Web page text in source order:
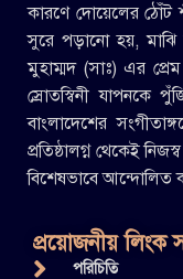
কারণে দোয়েলের ঠোঁট
সুরে পড়ানো হয়, মাঝি
মুহাম্মদ (সাঃ) এর
স্রোতস্বিনী যাপনকে
বাংলাদেশের
প্রতিষ্ঠালগ্ন থেকেই
বিশেষভাবে আন্দোলিত
প্রয়োজনীয় লিংক
পরিচিতি